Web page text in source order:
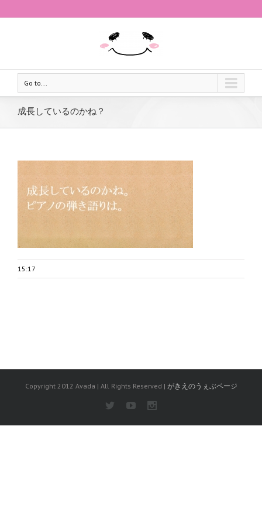
Go to...
成長しているのかね？
15:17
Copyright 2012 Avada | All Rights Reserved | がきえのうぇぶページ